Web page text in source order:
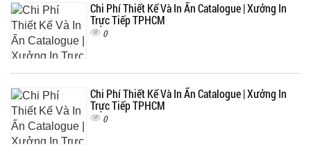
Chi Phí Thiết Kế Và In Ấn Catalogue | Xưởng In
Trực Tiếp TPHCM
0
Chi Phí Thiết Kế Và In Ấn Catalogue | Xưởng In
Trực Tiếp TPHCM
0